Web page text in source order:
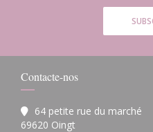
Contacte-nos
64 petite rue du marché
69620 Oingt